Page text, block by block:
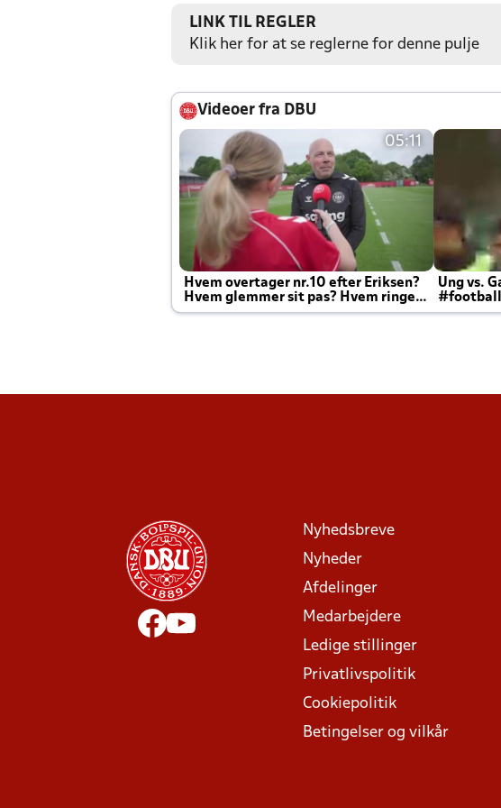
LINK TIL REGLER
Klik her for at se reglerne for denne pulje
Videoer fra DBU
05:11
Hvem overtager nr.10 efter Eriksen?
Hvem glemmer sit pas? Hvem ringer
Joachim altid til efter kampe?
Ung vs.
#football
Nyhedsbreve
Nyheder
Afdelinger
Medarbejdere
Ledige stillinger
Privatlivspolitik
Cookiepolitik
Betingelser og vilkår